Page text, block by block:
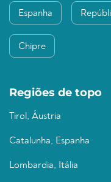
Espanha
Chipre
Regiões de topo
Tirol, Áustria
Catalunha, Espanha
Lombardia, Itália